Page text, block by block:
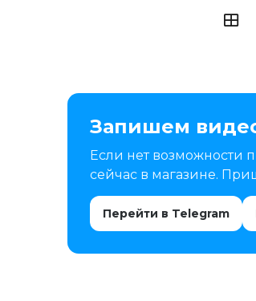
Запишем
Если нет возможности
сейчас в магазине.
Перейти в Telegram